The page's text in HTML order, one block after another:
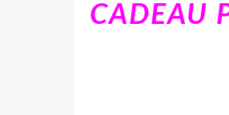
CADEAU